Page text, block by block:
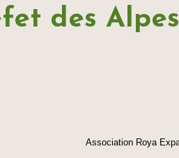
des
Association Roya